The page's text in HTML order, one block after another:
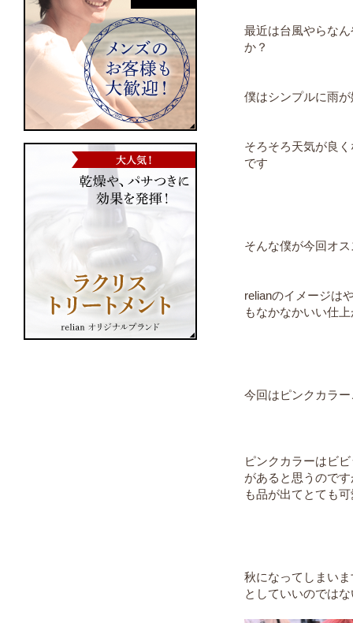
最近は台風やらな
か？
僕はシンプルに雨
そろそろ天気が良
です
そんな僕が今回オ
relianのイメージは
もなかなかいい仕
今回はピンクカラ
ピンクカラーはビ
があると思うので
も品が出てとても
秋になってしまい
としていいのでは